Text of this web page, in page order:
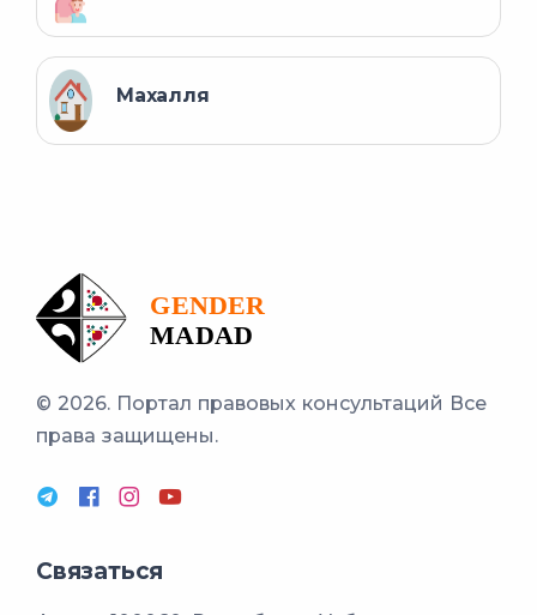
Махалля
© 2026. Портал правовых консультаций Все
права защищены.
Связаться